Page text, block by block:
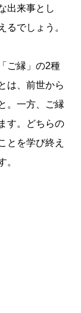
出来事とし
るでしょう。
ご縁」の2種
は、前世から
。一方、ご縁
す。どちらの
とを学び終え
。